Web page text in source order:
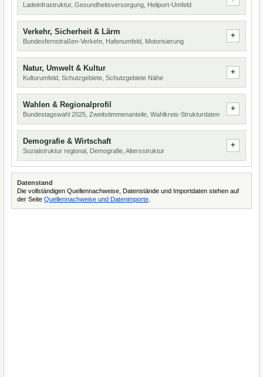
Ladeinfrastruktur, Gesundheitsversorgung, Heliport-Umfeld
Verkehr, Sicherheit & Lärm
Bundesfernstraßen-Verkehr, Hafenumfeld, Motorisierung
Natur, Umwelt & Kultur
Kulturumfeld, Schutzgebiete, Schutzgebiete Nähe
Wahlen & Regionalprofil
Bundestagswahl 2025, Zweitstimmenanteile, Wahlkreis-Strukturdaten
Demografie & Wirtschaft
Sozialstruktur regional, Demografie, Altersstruktur
Datenstand
Die vollständigen Quellennachweise, Datenstände und Importdaten stehen auf
der Seite Quellennachweise und Datenimporte